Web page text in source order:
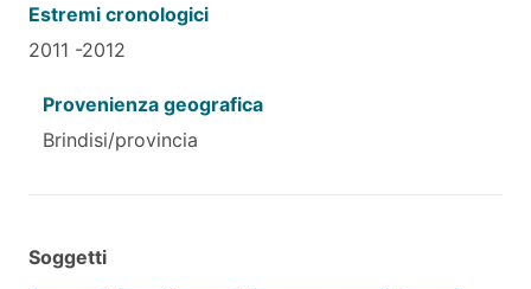
Estremi cronologici
2011 -2012
Provenienza geografica
Brindisi/provincia
Soggetti